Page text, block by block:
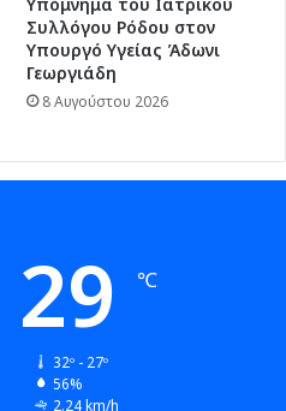
Συλλόγου Ρόδου στον
Υπουργό Υγείας Άδωνι
Γεωργιάδη
8 Αυγούστου 2026
29 ℃
32º - 27º
56%
2.24 km/h